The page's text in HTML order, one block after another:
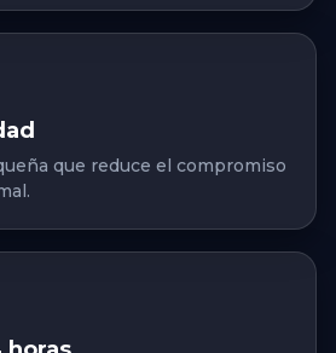
que reduce el compromiso